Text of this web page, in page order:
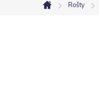
Domů
Rošty